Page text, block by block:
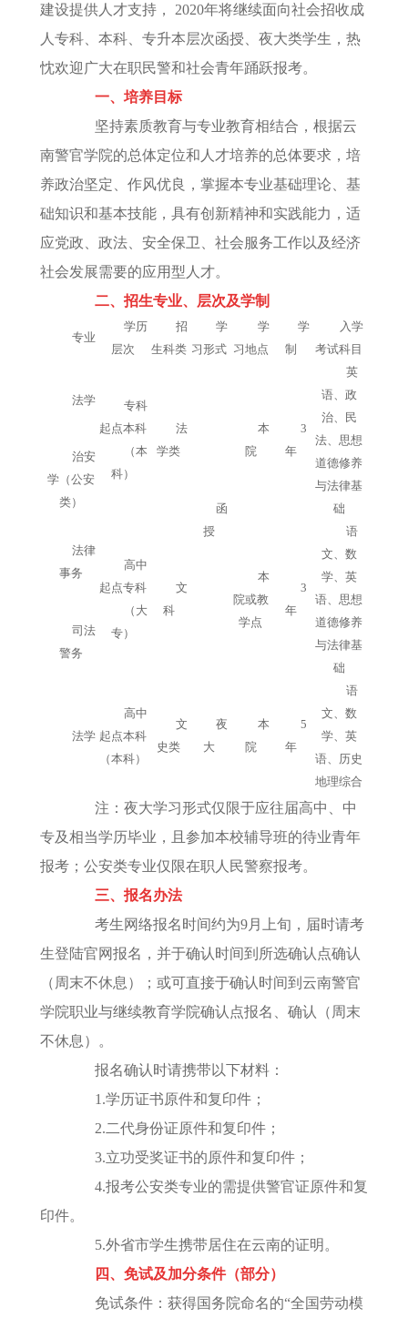
建设提供人才支持， 2020年将继续面向社会招收成
人专科、本科、专升本层次函授、夜大类学生，热
忱欢迎广大在职民警和社会青年踊跃报考。
一、培养目标
坚持素质教育与专业教育相结合，根据云
南警官学院的总体定位和人才培养的总体要求，培
养政治坚定、作风优良，掌握本专业基础理论、基
础知识和基本技能，具有创新精神和实践能力，适
应党政、政法、安全保卫、社会服务工作以及经济
社会发展需要的应用型人才。
二、招生专业、层次及学制
专业
学历
层次
招
生科类
学
习形式
学
习地点
学
制
入学
考试科目
法学
专科
起点本科
（本
科）
法
学类
函
授
本
院
3
年
英
语、政
治、民
法、思想
道德修养
与法律基
础
治安
学（公安
类）
法律
事务
高中
起点专科
（大
专）
文
科
本
院或教
学点
3
年
语
文、数
学、英
语、思想
道德修养
与法律基
础
司法
警务
法学
高中
起点本科
（本科）
文
史类
夜
大
本
院
5
年
语
文、数
学、英
语、历史
地理综合
注：夜大学习形式仅限于应往届高中、中
专及相当学历毕业，且参加本校辅导班的待业青年
报考；公安类专业仅限在职人民警察报考。
三、报名办法
考生网络报名时间约为9月上旬，届时请考
生登陆官网报名，并于确认时间到所选确认点确认
（周末不休息）；或可直接于确认时间到云南警官
学院职业与继续教育学院确认点报名、确认（周末
不休息）。
报名确认时请携带以下材料：
1.学历证书原件和复印件；
2.二代身份证原件和复印件；
3.立功受奖证书的原件和复印件；
4.报考公安类专业的需提供警官证原件和复
印件。
5.外省市学生携带居住在云南的证明。
四、免试及加分条件（部分）
免试条件：获得国务院命名的“全国劳动模